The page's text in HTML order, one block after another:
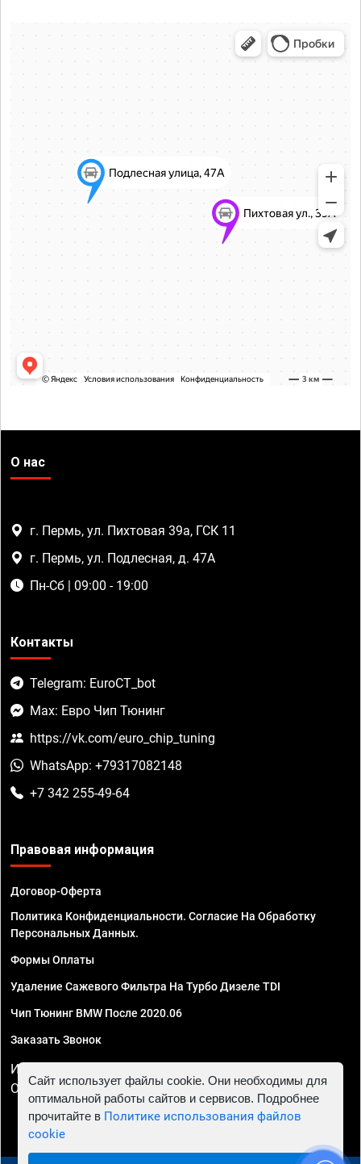
О нас
г. Пермь, ул. Пихтовая 39а, ГСК 11
г. Пермь, ул. Подлесная, д. 47А
Пн-Сб | 09:00 - 19:00
Контакты
Telegram: EuroCT_bot
Max: Евро Чип Тюнинг
https://vk.com/euro_chip_tuning
WhatsApp: +79317082148
+7 342 255-49-64
Правовая информация
Договор-Оферта
Политика Конфиденциальности. Согласие На Обработку
Персональных Данных.
Формы Оплаты
Удаление Сажевого Фильтра На Турбо Дизеле TDI
Чип Тюнинг BMW После 2020.06
Заказать Звонок
ИП Смирнов Георгий Павлович. ИНН 781302555843,
ОГРНИП 324470400032610
Сайт использует файлы cookie. Они необходимы для
оптимальной работы сайтов и сервисов. Подробнее
прочитайте в Политике использования файлов
cookie